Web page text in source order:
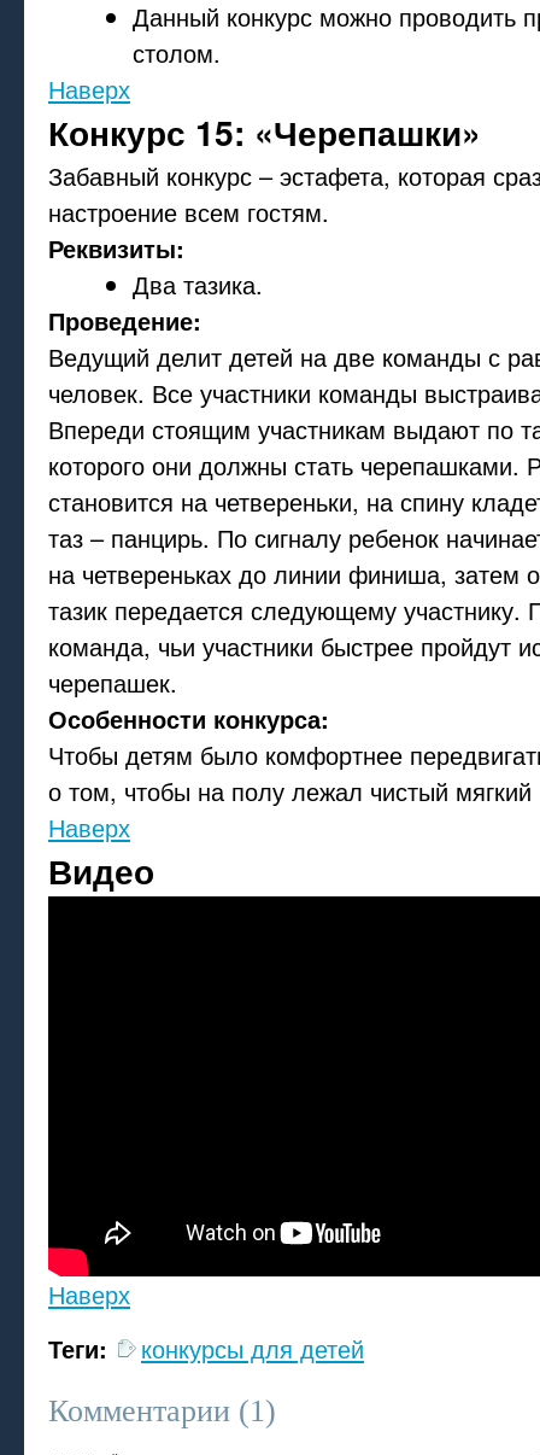
Данный конкурс можно проводить
столом.
Наверх
Конкурс 15: «Черепашки»
Забавный конкурс – эстафета, которая
настроение всем гостям.
Реквизиты:
Два тазика.
Проведение:
Ведущий делит детей на две команды с
человек. Все участники команды
Впереди стоящим участникам выдают по
которого они должны стать черепашками.
становится на четвереньки, на спину
таз – панцирь. По сигналу ребенок
на четвереньках до линии финиша, затем
тазик передается следующему участнику.
команда, чьи участники быстрее пройдут
черепашек.
Особенности конкурса:
Чтобы детям было комфортнее
о том, чтобы на полу лежал чистый мягкий
Наверх
Видео
Наверх
Теги:
конкурсы для детей
Комментарии (1)